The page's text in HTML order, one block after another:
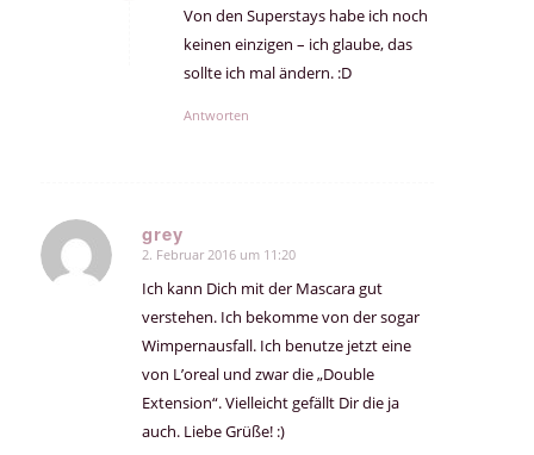
Von den Superstays habe ich noch
keinen einzigen – ich glaube, das
sollte ich mal ändern. :D
Antworten
grey
sagte:
2. Februar 2016 um 11:20
Ich kann Dich mit der Mascara gut
verstehen. Ich bekomme von der sogar
Wimpernausfall. Ich benutze jetzt eine
von L’oreal und zwar die „Double
Extension“. Vielleicht gefällt Dir die ja
auch. Liebe Grüße! :)